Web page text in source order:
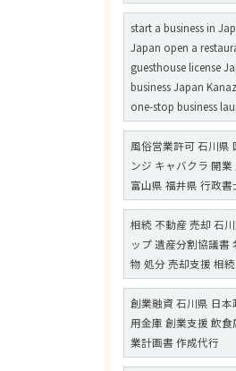
start a business in
Japan open a
guesthouse license
business Japan
one-stop business
風俗営業許可 石川県
ンジ キャバクラ 開
富山県 福井県 行政書
相続 不動産 売却 石
ップ 遺産分割協議書
物 処分 売却支援 相
創業融資 石川県 日
用金庫 創業支援 飲
業計画書 作成代行